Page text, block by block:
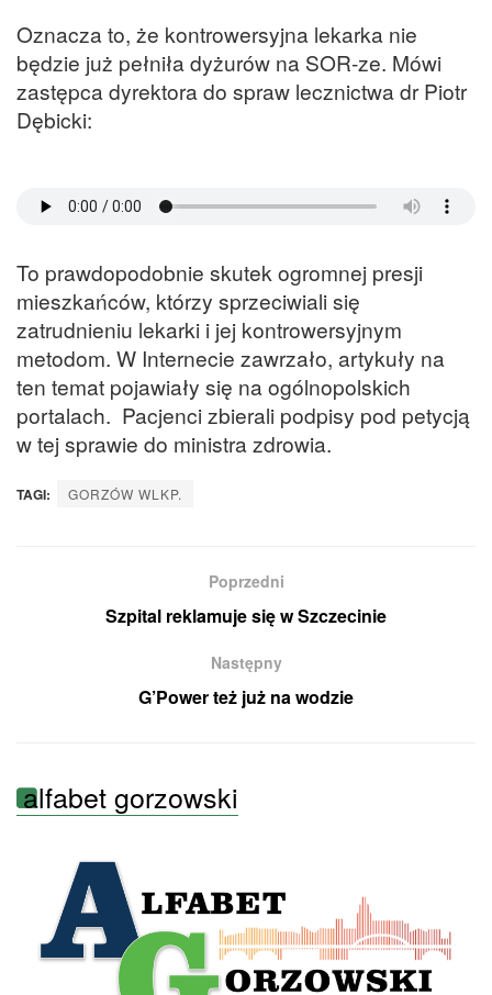
Oznacza to, że kontrowersyjna lekarka nie
będzie już pełniła dyżurów na SOR-ze. Mówi
zastępca dyrektora do spraw lecznictwa dr Piotr
Dębicki:
To prawdopodobnie skutek ogromnej presji
mieszkańców, którzy sprzeciwiali się
zatrudnieniu lekarki i jej kontrowersyjnym
metodom. W Internecie zawrzało, artykuły na
ten temat pojawiały się na ogólnopolskich
portalach. Pacjenci zbierali podpisy pod petycją
w tej sprawie do ministra zdrowia.
TAGI: GORZÓW WLKP.
Poprzedni
Szpital reklamuje się w Szczecinie
Następny
G’Power też już na wodzie
alfabet gorzowski